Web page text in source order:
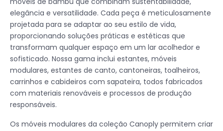
elegância e versatilidade. Cada peça é meticulosamente
projetada para se adaptar ao seu estilo de vida,
proporcionando soluções práticas e estéticas que
transformam qualquer espaço em um lar acolhedor e
sofisticado. Nossa gama inclui estantes, móveis
modulares, estantes de canto, cantoneiras, toalheiros,
carrinhos e cabideiros com sapateira, todos fabricados
com materiais renováveis e processos de produção
responsáveis.
Os móveis modulares da coleção Canoply permitem criar